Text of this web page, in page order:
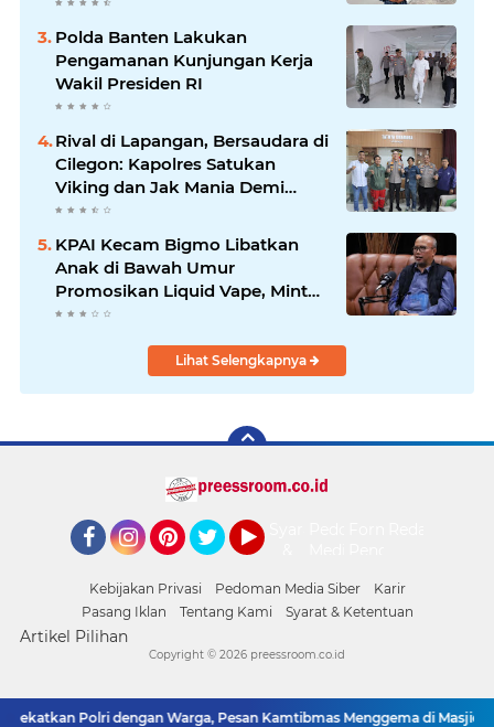
Polda Banten Lakukan
Pengamanan Kunjungan Kerja
Wakil Presiden RI
Rival di Lapangan, Bersaudara di
Cilegon: Kapolres Satukan
Viking dan Jak Mania Demi
Nobar Damai Piala Presiden
KPAI Kecam Bigmo Libatkan
Anak di Bawah Umur
Promosikan Liquid Vape, Minta
Aparat Bertindak Tegas
Lihat Selengkapnya
Kebijakan Privasi Pedoman Media Siber
Karir
Pasang Iklan
Tentang Kami Syarat & Ketentuan
Artikel Pilihan
Polri dengan Warga, Pesan Kamtibmas Menggema di Masjid
Copyright © 2026 preessroom.co.id